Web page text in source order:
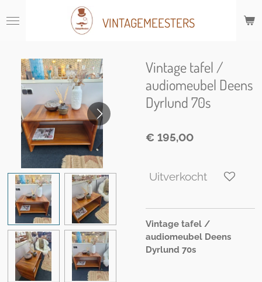
direct
hoofdinhoud
VINTAGEMEESTERS
Vintage tafel /
audiomeubel Deens
Dyrlund 70s
€ 195,00
Uitverkocht
Vintage tafel /
audiomeubel Deens
Dyrlund 70s